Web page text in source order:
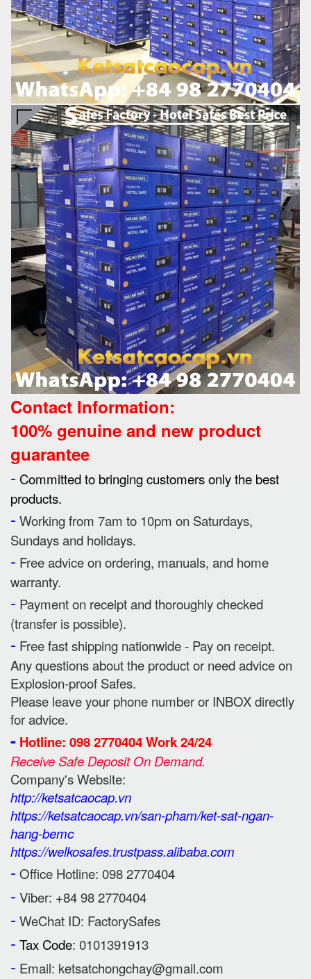
Contact Information:
100% genuine and new product
guarantee
- Committed to bringing customers only the best
products.
- Working from 7am to 10pm on Saturdays,
Sundays and holidays.
- Free advice on ordering, manuals, and home
warranty.
- Payment on receipt and thoroughly checked
(transfer is possible).
- Free fast shipping nationwide - Pay on receipt.
Any questions about the product or need advice on
Explosion-proof Safes.
Please leave your phone number or INBOX directly
for advice.
- Hotline: 098 2770404 Work 24/24
Receive Safe Deposit On Demand.
Company's Website:
http://ketsatcaocap.vn
https://ketsatcaocap.vn/san-pham/ket-sat-ngan-
hang-bemc
https://welkosafes.trustpass.alibaba.com
- Office Hotline: 098 2770404
- Viber: +84 98 2770404
- WeChat ID: FactorySafes
- Tax Code: 0101391913
- Email: ketsatchongchay@gmail.com